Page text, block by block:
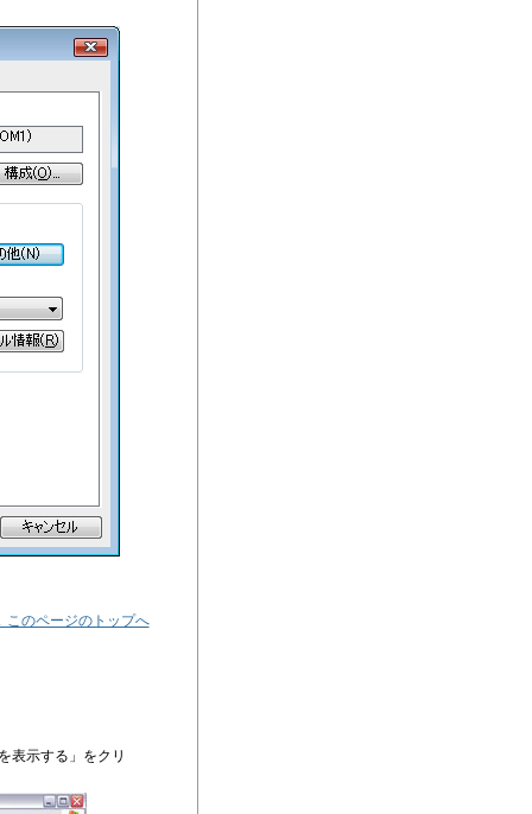
のページのトップへ
表示する」をクリ